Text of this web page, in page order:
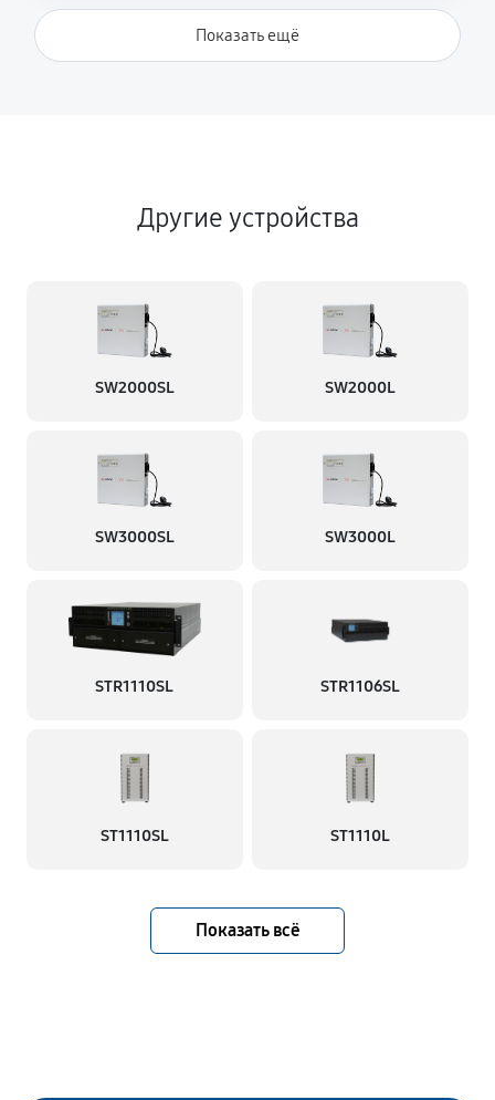
Показать ещё
Другие устройства
SW2000SL SW2000L
SW3000SL SW3000L
STR1110SL STR1106SL
ST1110SL ST1110L
Показать всё